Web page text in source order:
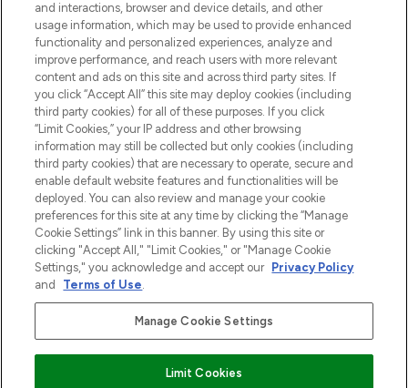
Cookie-toestemming
Do Not Sell or Share My Personal
Information
HELP & INFORMATIE
BEDRIJFSINFORMATIE
OVER LOOKFANTASTIC
Betaal veilig met
and interactions, browser and device details, and other
usage information, which may be used to provide enhanced
functionality and personalized experiences, analyze and
improve performance, and reach users with more relevant
content and ads on this site and across third party sites. If
you click “Accept All” this site may deploy cookies (including
third party cookies) for all of these purposes. If you click
“Limit Cookies,” your IP address and other browsing
information may still be collected but only cookies (including
third party cookies) that are necessary to operate, secure and
enable default website features and functionalities will be
deployed. You can also review and manage your cookie
preferences for this site at any time by clicking the “Manage
Cookie Settings” link in this banner. By using this site or
clicking "Accept All," "Limit Cookies," or "Manage Cookie
Settings," you acknowledge and accept our Privacy Policy
and
Terms of Use.
Manage Cookie Settings
Limit Cookies